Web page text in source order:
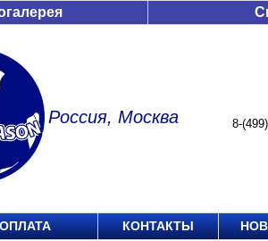
Россия, Москва 8-
КОНТАКТЫ